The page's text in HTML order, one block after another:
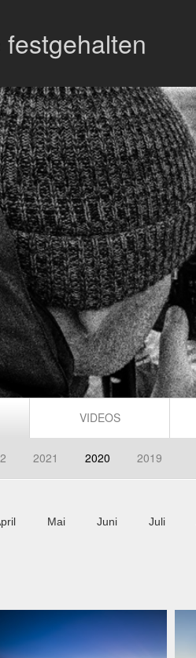
VIDEOS
2021 2020 2019
Mai Juni Juli